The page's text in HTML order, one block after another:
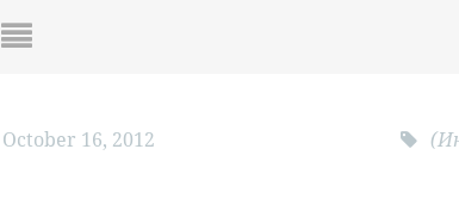
October 16, 2012